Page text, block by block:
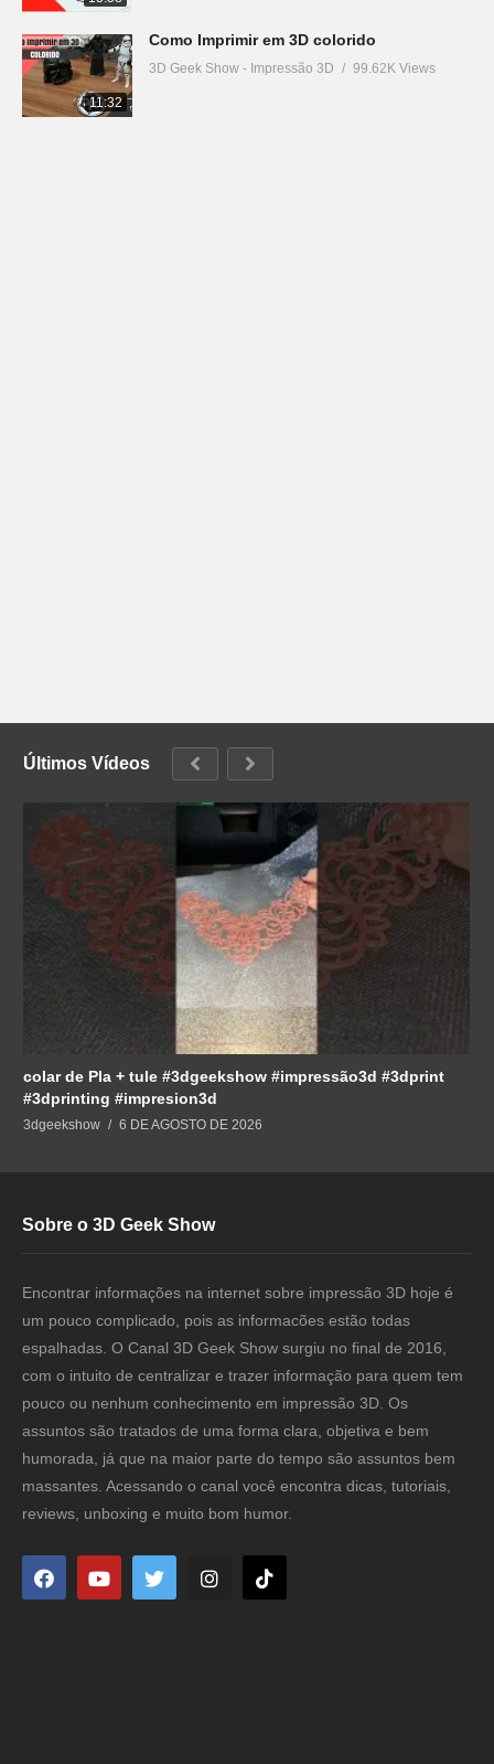
11:32
Como Imprimir em 3D colorido
3D Geek Show - Impressão 3D 99.62K Views
Últimos Vídeos
colar de Pla + tule #3dgeekshow #impressão3d #3dprint
#3dprinting #impresion3d
3dgeekshow 6 DE AGOSTO DE 2026
Sobre o 3D Geek Show
Encontrar informações na internet sobre impressão 3D hoje é
um pouco complicado, pois as informacões estão todas
espalhadas. O Canal 3D Geek Show surgiu no final de 2016,
com o intuito de centralizar e trazer informação para quem tem
pouco ou nenhum conhecimento em impressão 3D. Os
assuntos são tratados de uma forma clara, objetiva e bem
humorada, já que na maior parte do tempo são assuntos bem
massantes. Acessando o canal você encontra dicas, tutoriais,
reviews, unboxing e muito bom humor.